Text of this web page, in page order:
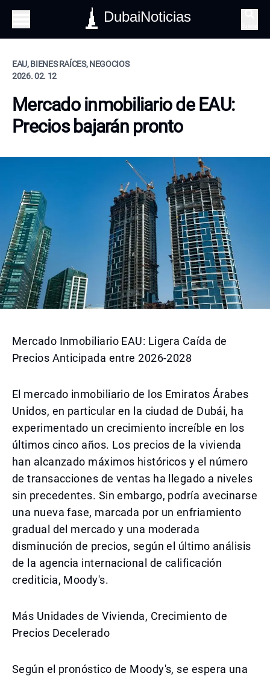
DubaiNoticias
EAU, BIENES RAÍCES, NEGOCIOS
2026. 02. 12
Mercado inmobiliario de EAU:
Precios bajarán pronto
Mercado Inmobiliario EAU: Ligera Caída de
Precios Anticipada entre 2026-2028
El mercado inmobiliario de los Emiratos Árabes
Unidos, en particular en la ciudad de Dubái, ha
experimentado un crecimiento increíble en los
últimos cinco años. Los precios de la vivienda
han alcanzado máximos históricos y el número
de transacciones de ventas ha llegado a niveles
sin precedentes. Sin embargo, podría avecinarse
una nueva fase, marcada por un enfriamiento
gradual del mercado y una moderada
disminución de precios, según el último análisis
de la agencia internacional de calificación
crediticia, Moody's.
Más Unidades de Vivienda, Crecimiento de
Precios Decelerado
Según el pronóstico de Moody's, se espera una